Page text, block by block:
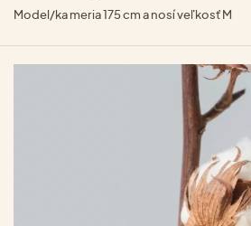
Model/ka meria 175 cm a nosí veľkosť M